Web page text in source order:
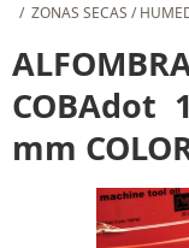
/ ZONAS SECAS /
COBAdot
mm